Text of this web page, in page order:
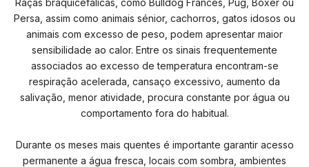
Raças braquicefálicas, como Bulldog Francês, Pug, Boxer ou
Persa, assim como animais sénior, cachorros, gatos idosos ou
animais com excesso de peso, podem apresentar maior
sensibilidade ao calor. Entre os sinais frequentemente
associados ao excesso de temperatura encontram-se
respiração acelerada, cansaço excessivo, aumento da
salivação, menor atividade, procura constante por água ou
comportamento fora do habitual.
Durante os meses mais quentes é importante garantir acesso
permanente a água fresca, locais com sombra, ambientes